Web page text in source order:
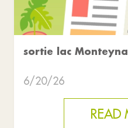
sortie lac
6/20/26
READ